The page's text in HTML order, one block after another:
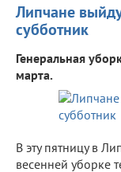
Липчане
субботник
Генеральная
марта.
В эту пятницу в
весенней уборке